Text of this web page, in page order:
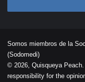
Somos miembros de la
(Sodomedi)
© 2026, Quisqueya
responsibility for the